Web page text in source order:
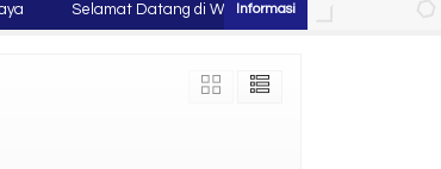
Selamat Datang di Website Juragan Tas ~ Konveksi